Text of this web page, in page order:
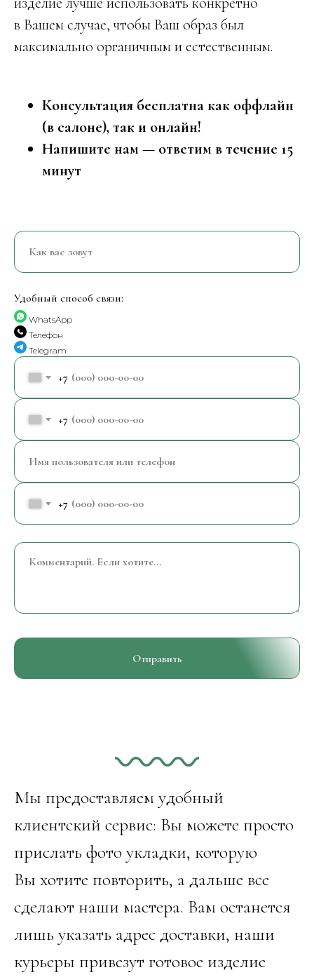
в Вашем случае, чтобы Ваш образ был
максимально органичным и естественным.
Консультация бесплатна как оффлайн
(в салоне), так и онлайн!
Напишите нам — ответим в течение 15
минут
Удобный способ связи:
WhatsApp
Телефон
Telegram
+7
+7
+7
Отправить
Мы предоставляем удобный
клиентский сервис: Вы можете просто
прислать фото укладки, которую
Вы хотите повторить, а дальше все
сделают наши мастера. Вам останется
лишь указать адрес доставки, наши
курьеры привезут готовое изделие